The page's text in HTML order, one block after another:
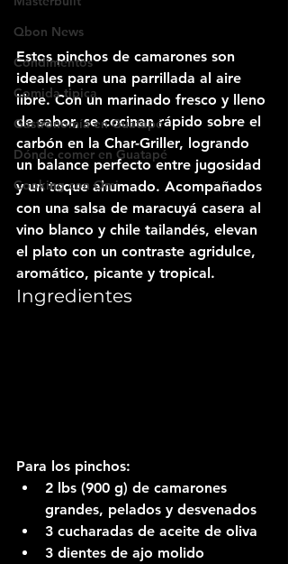
Qbon News
Condimentos
Comida tipica
Gastronomía en Guatapé
Dónde comer en Guatapé
Cooking con Omi
Estos pinchos de camarones son
ideales para una parrillada al aire
libre. Con un marinado fresco y lleno
de sabor, se cocinan rápido sobre el
carbón en la Char-Griller, logrando
un balance perfecto entre jugosidad
y un toque ahumado. Acompañados
con una salsa de maracuyá casera al
vino blanco y chile tailandés, elevan
el plato con un contraste agridulce,
aromático, picante y tropical.
Ingredientes
Para los pinchos:
2 lbs (900 g) de camarones
grandes, pelados y desvenados
3 cucharadas de aceite de oliva
3 dientes de ajo molido